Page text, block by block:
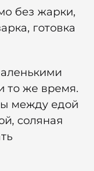
без жарки,
готовка
то же время.
между едой
соляная